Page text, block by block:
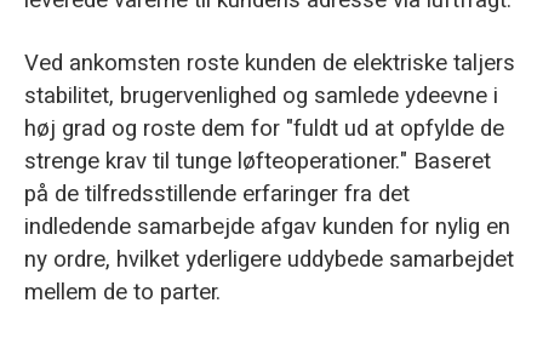
Ved ankomsten roste kunden de elektriske taljers
stabilitet, brugervenlighed og samlede ydeevne i
høj grad og roste dem for "fuldt ud at opfylde de
strenge krav til tunge løfteoperationer." Baseret
på de tilfredsstillende erfaringer fra det
indledende samarbejde afgav kunden for nylig en
ny ordre, hvilket yderligere uddybede samarbejdet
mellem de to parter.